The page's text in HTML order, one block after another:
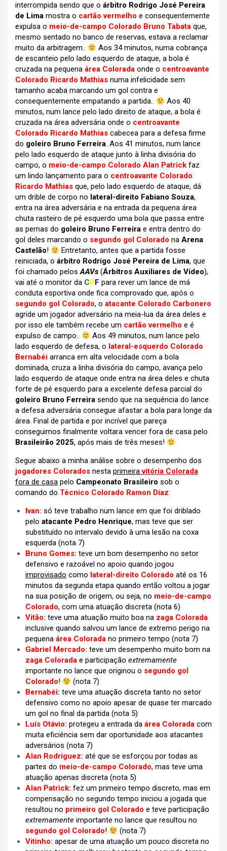
interrompida sendo que o árbitro Rodrigo José Pereira
de Lima mostra o cartão vermelho e consequentemente
expulsa o meio-de-campo Colorado Bruno Tabata que,
mesmo sentado no banco de reservas, estava a reclamar
muito da arbitragem..
Aos 34 minutos, numa cobrança
de escanteio pelo lado esquerdo de ataque, a bola é
cruzada na pequena área Colorada onde o centroavante
Colorado Ricardo Mathias numa infelicidade sem
tamanho acaba marcando um gol contra e
consequentemente empatando a partida..
Aos 40
minutos, num lance pelo lado direito de ataque, a bola é
cruzada na área adversária onde o centroavante
Colorado Ricardo Mathias cabecea para a defesa firme
do goleiro Bruno Ferreira. Aos 41 minutos, num lance
pelo lado esquerdo de ataque junto à linha divisória do
campo, o meio-de-campo Colorado Alan Patrick faz
um lindo lançamento para o centroavante Colorado
Ricardo Mathias que, pelo lado esquerdo de ataque, dá
um drible de corpo no lateral-direito Fabiano Souza,
entra na área adversária e na entrada da pequena área
chuta rasteiro de pé esquerdo uma bola que passa entre
as pernas do goleiro Bruno Ferreira e entra dentro do
gol deles marcando o segundo gol Colorado na Arena
Castelão!
Entretanto, antes que a partida fosse
reiniciada, o árbitro Rodrigo José Pereira de Lima, que
foi chamado pelosAAVs (Árbitros Auxiliares de Vídeo),
vai até o monitor da CBF para rever um lance de má
conduta esportiva onde fica comprovado que, após o
segundo gol Colorado, o atacante Colorado Carbonero
agride um jogador adversário na meia-lua da área deles e
por isso ele também recebe um cartão vermelho e é
expulso de campo..
Aos 49 minutos, num lance pelo
lado esquerdo de defesa, o lateral-esquerdo Colorado
Bernabéi arranca em alta velocidade com a bola
dominada, cruza a linha divisória do campo, avança pelo
lado esquerdo de ataque onde entra na área deles e chuta
forte de pé esquerdo para a excelente defesa parcial do
goleiro Bruno Ferreira sendo que na sequência do lance
a defesa adversária consegue afastar a bola para longe da
área. Final de partida e por incrível que pareça
conseguimos finalmente voltara vencer fora de casa pelo
Brasileirão 2025, após mais de três meses!
Segue abaixo a minha análise sobre o desempenho dos
jogadores Colorados nesta primeiravitória Colorada
fora de casa pelo Campeonato Brasileiro sob o
comando do Técnico Colorado Ramon Díaz:
Ivan: só teve trabalho num lance em que foi driblado
pelo atacante Pedro Henrique, mas teve que ser
substituído no intervalo devido à uma lesão na coxa
esquerda (nota 7)
Bruno Gomes: teve um bom desempenho no setor
defensivo e razoável no apoio quando jogou
improvisado como lateral-direito Colorado até os 16
minutos da segunda etapa quando então voltou a jogar
na sua posição de origem, ou seja, no meio-de-campo
Colorado, com uma atuação discreta (nota 6)
Vitão: teve uma atuação muito boa na zaga Colorada
inclusive quando salvou um lance de extremo perigo na
pequena área Colorada no primeiro tempo (nota 7)
Gabriel Mercado: teve um desempenho muito bom na
zaga Colorada e participação extremamente
importante no lance que originou o segundo gol
Colorado!
(nota 7)
Bernabéi: teve uma atuação discreta tanto no setor
defensivo como no apoio apesar de quase ter marcado
um gol no final da partida (nota 5)
Luís Otávio: protegeu a entrada da área Colorada com
muita eficiência sem dar oportunidade aos atacantes
adversários (nota 7)
Alan Rodríguez: até que se esforçou por todas as
partes do meio-de-campo Colorado, mas teve uma
atuação apenas discreta (nota 5)
Alan Patrick: fez um primeiro tempo discreto, mas em
compensação no segundo tempo iniciou a jogada que
resultou no primeiro gol Colorado e teve participação
extremamente importante no lance que resultou no
segundo gol Colorado!
(nota 7)
Vitinho: apesar de uma atuação um pouco discreta no